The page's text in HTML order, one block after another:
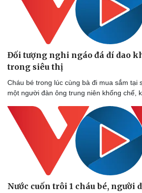
Đối tượng nghi ngáo đá dí dao
trong siêu thị
Cháu bé trong lúc cùng bà đi mua sắm tại
một người đàn ông trung niên khống chế,
Nước cuốn trôi 1 cháu bé, người